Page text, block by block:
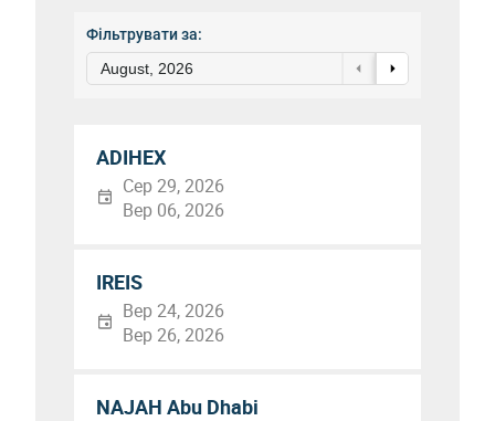
Фільтрувати за:
August, 2026
ADIHEX
Сер 29, 2026
Вер 06, 2026
IREIS
Вер 24, 2026
Вер 26, 2026
NAJAH Abu Dhabi